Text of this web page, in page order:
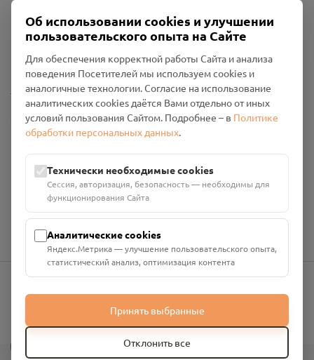
Пользовательское соглашение
Политика конфиденциальности
Промо-материалы
Настройки cookies
Общество с ограниченной ответственностью «Смоленский
Проект Помним»
Юридический адрес: 216790, Смоленская область, р-н
Руднянский, г. Рудня, улица Западная, д. 26А, пом. 18
Номер счёта: 40702810901130004287 в АО "АЛЬФА-БАНК"
Кор. счёт: 30101810200000000593
Об использовании cookies и улучшении
пользовательского опыта на Сайте
Для обеспечения корректной работы Сайта и анализа
поведения Посетителей мы используем cookies и
аналогичные технологии. Согласие на использование
аналитических cookies даётся Вами отдельно от иных
условий пользования Сайтом. Подробнее – в Политике
обработки персональных данных.
Технически необходимые cookies
Сессия, авторизация, безопасность — необходимы для
функционирования Сайта
Аналитические cookies
Яндекс.Метрика — улучшение пользовательского опыта,
статистический анализ, оптимизация контента
Принять выбранные
Отклонить все